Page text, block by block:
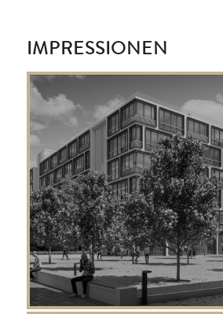
IMPRESSIONEN